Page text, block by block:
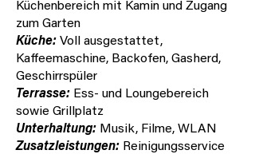
Küchenbereich mit Kamin und Zugang
zum Garten
Küche: Voll ausgestattet,
Kaffeemaschine, Backofen, Gasherd,
Geschirrspüler
Terrasse: Ess- und Loungebereich
sowie Grillplatz
Unterhaltung: Musik, Filme, WLAN
Zusatzleistungen: Reinigungsservice